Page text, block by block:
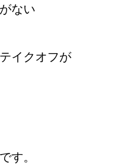
ない
イクオフが
す。